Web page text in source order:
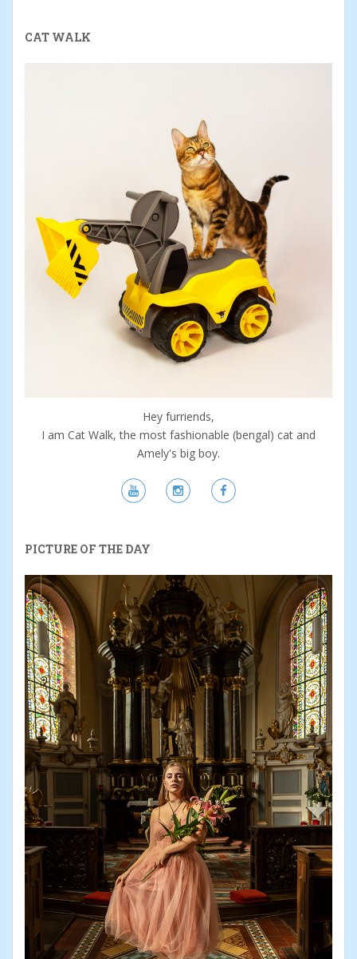
CAT WALK
Hey furriends,
I am Cat Walk, the most fashionable (bengal) cat and
Amely's big boy.
PICTURE OF THE DAY